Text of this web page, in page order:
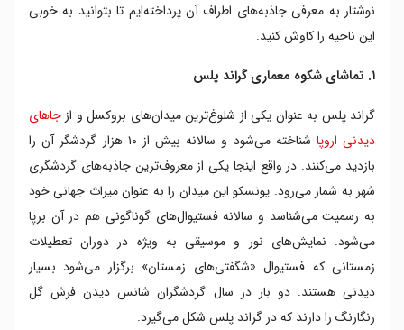
۸. مراکز فرهنگی
۹. مجسمه معروف مانکن پیس
نوشتار به معرفی جاذبه‌های اطراف آن پرداخته‌ایم تا بتوانید به خوبی
این ناحیه را کاوش کنید.
۱. تماشای شکوه معماری گراند پلس
گراند پلس به عنوان یکی از شلوغ‌ترین میدان‌های بروکسل و از جاهای
دیدنی اروپا
شناخته می‌شود و سالانه بیش از ۱۰ هزار گردشگر آن را
بازدید می‌کنند. در واقع اینجا یکی از معروف‌ترین جاذبه‌های گردشگری
شهر به شمار می‌رود. یونسکو این میدان را به عنوان میراث جهانی خود
به رسمیت می‌شناسد و سالانه فستیوال‌های گوناگونی هم در آن برپا
می‌شود. نمایش‌های نور و موسیقی به ویژه در دوران تعطیلات
زمستانی که فستیوال «شگفتی‌های زمستان» برگزار می‌شود بسیار
دیدنی هستند. دو بار در سال گردشگران شانس دیدن فرش گل
رنگارنگ را دارند که در گراند پلس شکل می‌گیرد.